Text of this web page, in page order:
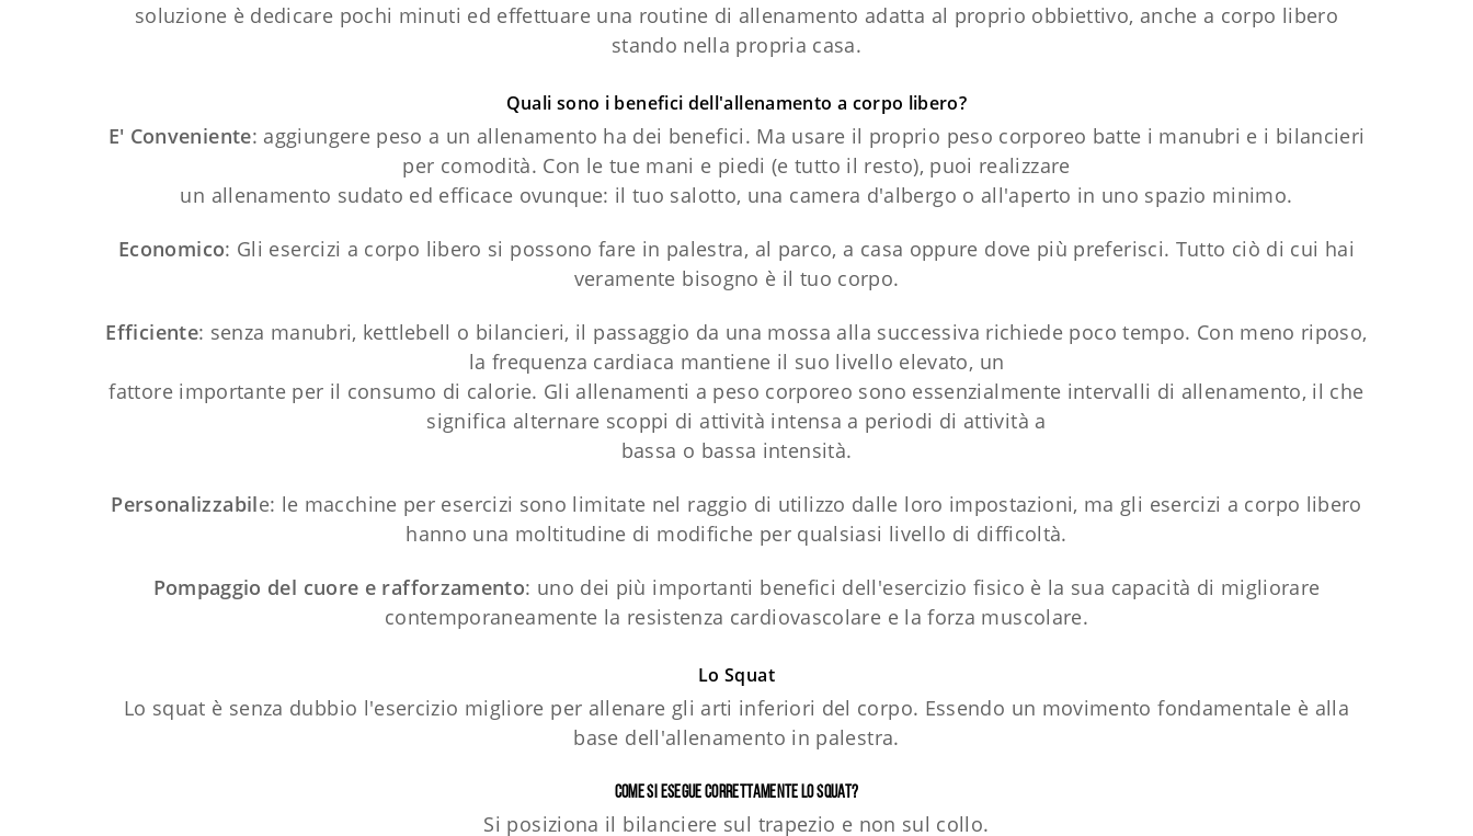
soluzione è dedicare pochi minuti ed effettuare una routine di allenamento adatta al proprio obbiettivo, anche a corpo libero
stando nella propria casa.
Quali sono i benefici dell'allenamento a corpo libero?
E' Conveniente: aggiungere peso a un allenamento ha dei benefici. Ma usare il proprio peso corporeo batte i manubri e i bilancieri
per comodità. Con le tue mani e piedi (e tutto il resto), puoi realizzare
un allenamento sudato ed efficace ovunque: il tuo salotto, una camera d'albergo o all'aperto in uno spazio minimo.
Economico: Gli esercizi a corpo libero si possono fare in palestra, al parco, a casa oppure dove più preferisci. Tutto ciò di cui hai
veramente bisogno è il tuo corpo.
Efficiente: senza manubri, kettlebell o bilancieri, il passaggio da una mossa alla successiva richiede poco tempo. Con meno riposo,
la frequenza cardiaca mantiene il suo livello elevato, un
fattore importante per il consumo di calorie. Gli allenamenti a peso corporeo sono essenzialmente intervalli di allenamento, il che
significa alternare scoppi di attività intensa a periodi di attività a
bassa o bassa intensità.
Personalizzabile: le macchine per esercizi sono limitate nel raggio di utilizzo dalle loro impostazioni, ma gli esercizi a corpo libero
hanno una moltitudine di modifiche per qualsiasi livello di difficoltà.
Pompaggio del cuore e rafforzamento: uno dei più importanti benefici dell'esercizio fisico è la sua capacità di migliorare
contemporaneamente la resistenza cardiovascolare e la forza muscolare.
Lo Squat
Lo squat è senza dubbio l'esercizio migliore per allenare gli arti inferiori del corpo. Essendo un movimento fondamentale è alla
base dell'allenamento in palestra.
Come si esegue correttamente lo squat?
Si posiziona il bilanciere sul trapezio e non sul collo.